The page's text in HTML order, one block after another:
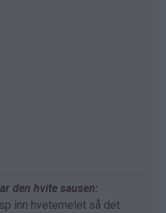
den hvite sausen:
inn hvetemelet så det